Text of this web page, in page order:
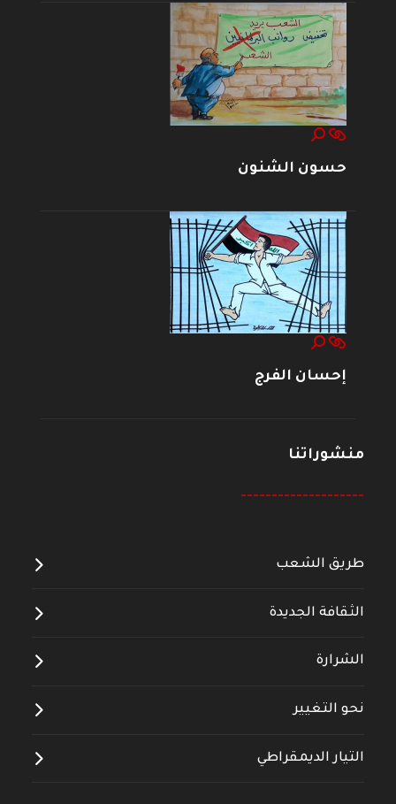
حسون الشنون
إحسان الفرج
منشوراتنا
--------------------
طريق الشعب
الثقافة الجديدة
الشرارة
نحو التغيير
التيار الديمقراطي